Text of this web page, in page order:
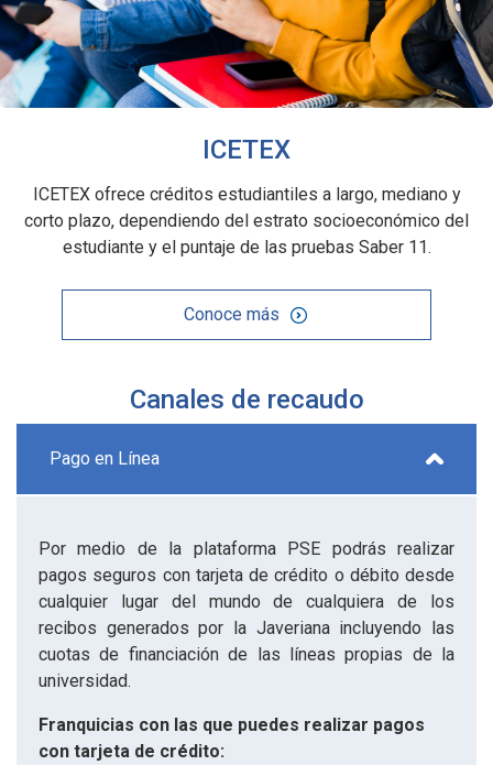
ICETEX
ICETEX ofrece créditos estudiantiles a largo, mediano y
corto plazo, dependiendo del estrato socioeconómico del
estudiante y el puntaje de las pruebas Saber 11.
Conoce más
Canales de recaudo
Pago en Línea
Por medio de la plataforma PSE podrás realizar
pagos seguros con tarjeta de crédito o débito desde
cualquier lugar del mundo de cualquiera de los
recibos generados por la Javeriana incluyendo las
cuotas de financiación de las líneas propias de la
universidad.
Franquicias con las que puedes realizar pagos
con tarjeta de crédito: